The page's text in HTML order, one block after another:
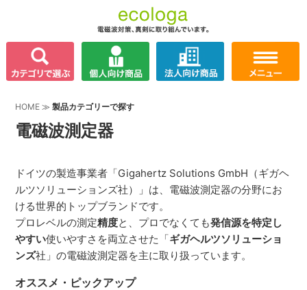
HOME ≫製品カテゴリーで探す
電磁波測定器
ドイツの製造事業者「Gigahertz Solutions GmbH（ギガヘ
ルツソリューションズ社）」は、電磁波測定器の分野にお
ける世界的トップブランドです。
プロレベルの測定精度と、プロでなくても発信源を特定し
やすい使いやすさを両立させた「ギガヘルツソリューショ
ンズ社」の電磁波測定器を主に取り扱っています。
オススメ・ピックアップ